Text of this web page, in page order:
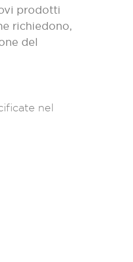
prodotti
richiedono,
del
nel